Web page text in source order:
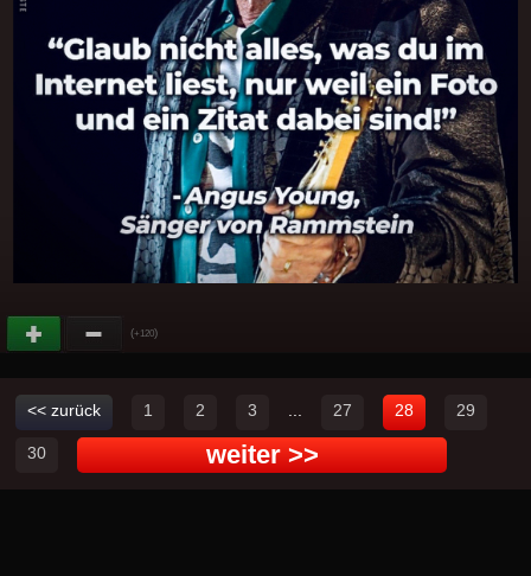
(+120)
<< zurück 1 2 3 27 28 29
30 weiter >>